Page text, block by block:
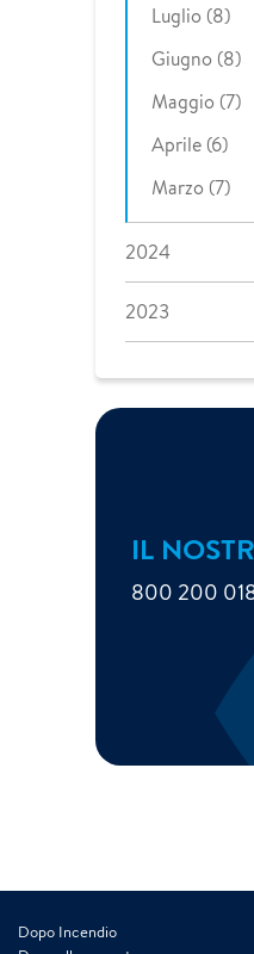
Luglio (8)
Giugno (8)
Maggio (7)
Aprile (6)
Marzo (7)
2024
2023
IL
800 200
Dopo Incendio